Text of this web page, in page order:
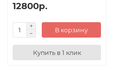
12800р.
В корзину
Купить в 1 клик